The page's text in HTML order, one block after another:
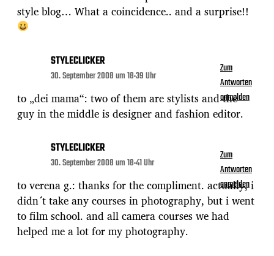
style blog… What a coincidence.. and a surprise!!
STYLECLICKER
30. September 2008 um 18:39 Uhr
to „dei mama“: two of them are stylists and the
guy in the middle is designer and fashion editor.
Zum
Antworten
anmelden
STYLECLICKER
30. September 2008 um 18:41 Uhr
to verena g.: thanks for the compliment. actually, i
didn´t take any courses in photography, but i went
to film school. and all camera courses we had
helped me a lot for my photography.
Zum
Antworten
anmelden